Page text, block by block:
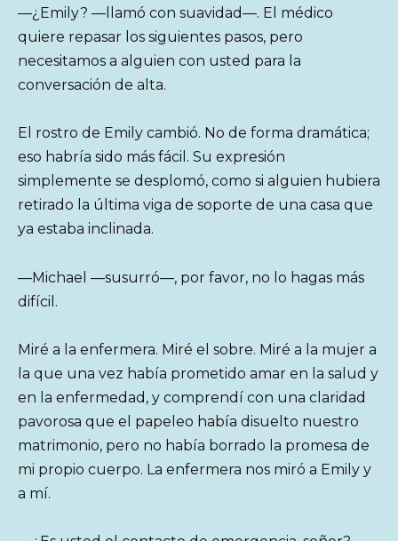
—¿Emily? —llamó con suavidad—. El médico
quiere repasar los siguientes pasos, pero
necesitamos a alguien con usted para la
conversación de alta.
El rostro de Emily cambió. No de forma dramática;
eso habría sido más fácil. Su expresión
simplemente se desplomó, como si alguien hubiera
retirado la última viga de soporte de una casa que
ya estaba inclinada.
—Michael —susurró—, por favor, no lo hagas más
difícil.
Miré a la enfermera. Miré el sobre. Miré a la mujer a
la que una vez había prometido amar en la salud y
en la enfermedad, y comprendí con una claridad
pavorosa que el papeleo había disuelto nuestro
matrimonio, pero no había borrado la promesa de
mi propio cuerpo. La enfermera nos miró a Emily y
a mí.